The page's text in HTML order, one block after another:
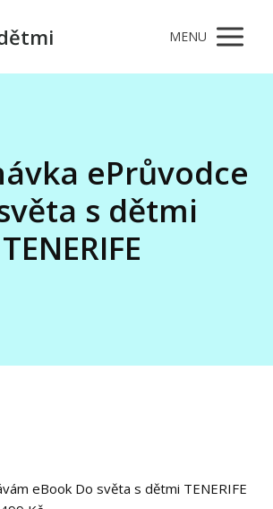
MENU
ePrůvodce
s dětmi
TENERIFE
eBook Do světa s dětmi TENERIFE